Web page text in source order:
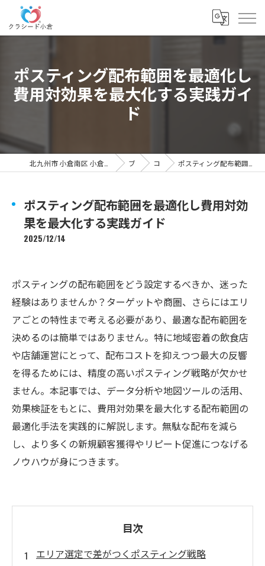
ポスティング配布範囲を最適化し
費用対効果を最大化する実践ガイ
ド
ブログ コラム ポスティング配布範囲を最適化し費用対効果を最大化する実践ガイド
ポスティング配布範囲を最適化し費用対効
果を最大化する実践ガイド
2025/12/14
ポスティングの配布範囲をどう設定するべきか、迷った
経験はありませんか？ターゲットや商圏、さらにはエリ
アごとの特性まで考える必要があり、最適な配布範囲を
決めるのは簡単ではありません。特に地域密着の飲食店
や店舗運営にとって、配布コストを抑えつつ最大の反響
を得るためには、精度の高いポスティング戦略が欠かせ
ません。本記事では、データ分析や地図ツールの活用、
効果検証をもとに、費用対効果を最大化する配布範囲の
最適化手法を実践的に解説します。無駄な配布を減ら
し、より多くの新規顧客獲得やリピート促進につなげる
ノウハウが身につきます。
目次
エリア選定で差がつくポスティング戦略